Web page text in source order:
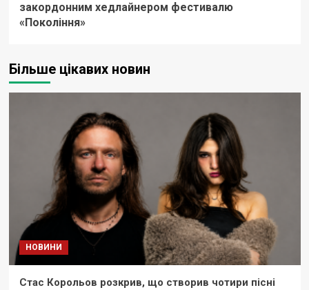
закордонним хедлайнером фестивалю
«Покоління»
Більше цікавих новин
НОВИНИ
Стас Корольов розкрив, що створив чотири пісні